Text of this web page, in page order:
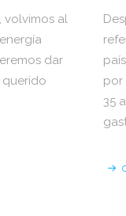
volvimos al
dar
por
35